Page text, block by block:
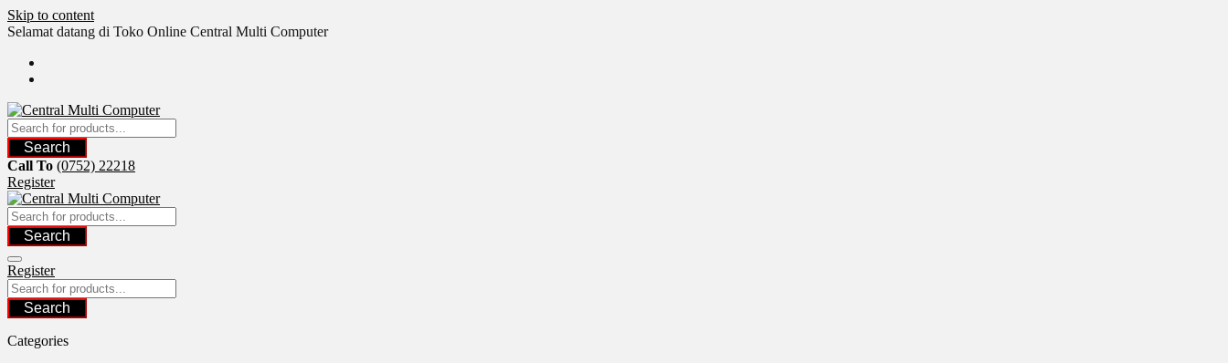
Skip to content
Selamat datang di Toko Online Central Multi Computer
Search
Call To (0752) 22218
Register
Search
Register
Search
Categories